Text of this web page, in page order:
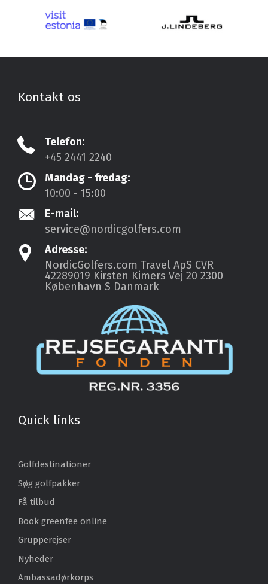
Kontakt os
Telefon:
+45 2441 2240
Mandag - fredag:
10:00 - 15:00
E-mail:
service@nordicgolfers.com
Adresse:
NordicGolfers.com Travel ApS CVR
42289019 Kirsten Kimers Vej 20 2300
København S Danmark
Quick links
Golfdestinationer
Søg golfpakker
Få tilbud
Book greenfee online
Grupperejser
Nyheder
Ambassadørkorps